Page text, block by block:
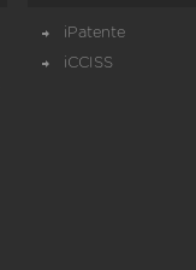
iPatente
iCCISS